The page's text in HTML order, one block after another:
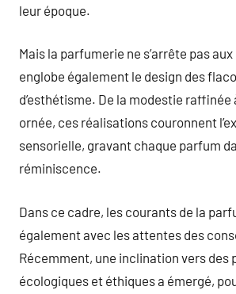
leur époque.
Mais la parfumerie ne s’arrête pas
englobe également le design des
d’esthétisme. De la modestie raffinée
ornée, ces réalisations couronnent
sensorielle, gravant chaque parfum
réminiscence.
Dans ce cadre, les courants de la
également avec les attentes des
Récemment, une inclination vers des
écologiques et éthiques a émergé,